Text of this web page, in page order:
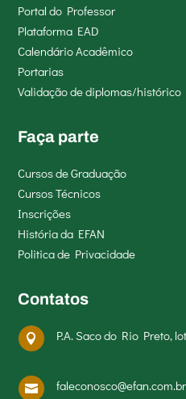
Portal do Professor
Plataforma EAD
Calendário Acadêmico
Portarias
Validação de diplomas/histórico
Faça parte
Cursos de Graduação
Cursos Técnicos
Inscrições
História da EFAN
Politica de Privacidade
Contatos
 P.A. Saco do Rio Preto,
 faleconosco@efan.com.br